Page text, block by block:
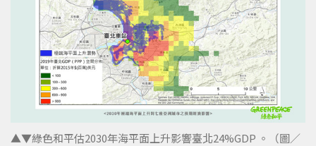
▲▼綠色和平估2030年海平面上升影響臺北24%GDP 。（圖／